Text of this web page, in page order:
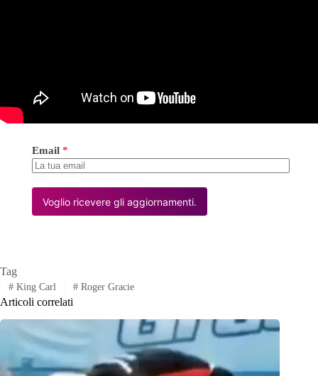
Email *
Voglio ricevere gli aggiornamenti.
Tag
#King Carl #Roger Gracie
Articoli correlati